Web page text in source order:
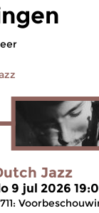
Jazz
9 jul 2026